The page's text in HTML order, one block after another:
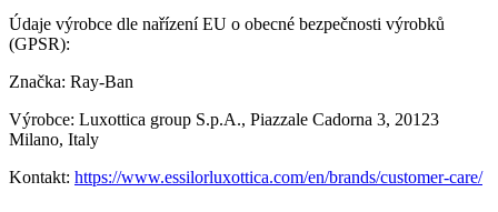
Údaje výrobce dle nařízení EU o obecné bezpečnosti výrobků
(GPSR):
Značka: Ray-Ban
Výrobce: Luxottica group S.p.A., Piazzale Cadorna 3, 20123
Milano, Italy
Kontakt: https://www.essilorluxottica.com/en/brands/customer-care/